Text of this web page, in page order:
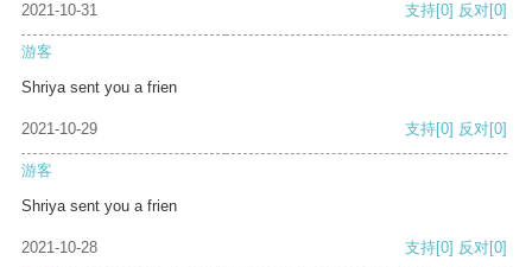
2021-10-31 支持[0] 反对[0]
游客
Shriya sent you a frien
2021-10-29 支持[0] 反对[0]
游客
Shriya sent you a frien
2021-10-28 支持[0] 反对[0]